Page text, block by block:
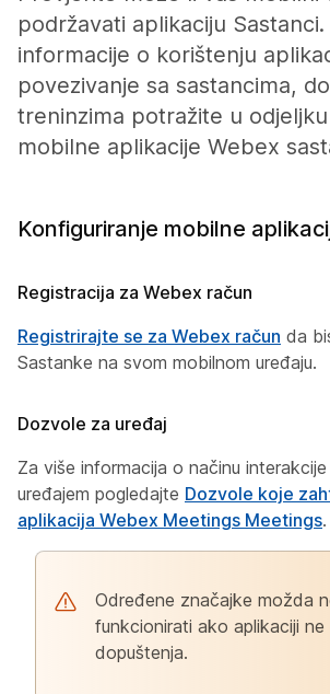
podržavati aplikaciju
informacije o korištenju
povezivanje sa sastancima,
treninzima potražite u
mobilne aplikacije Webex
Konfiguriranje mobilne
Registracija za Webex račun
Registrirajte se za Webex račun da
Sastanke na svom mobilnom uređaju.
Dozvole za uređaj
Za više informacija o načinu
uređajem pogledajte Dozvole koje
aplikacija Webex Meetings Meetings.
Određene značajke možda
funkcionirati ako aplikaciji ne
dopuštenja.